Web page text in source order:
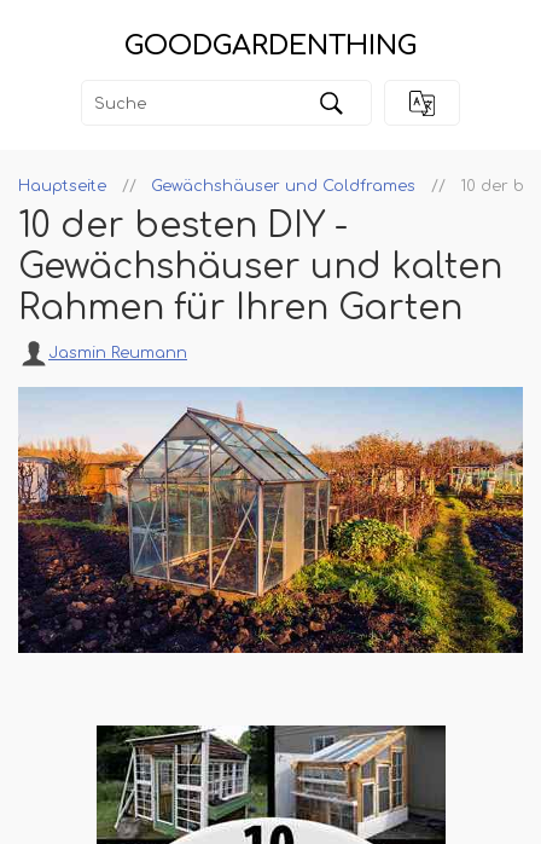
GOODGARDENTHING
Hauptseite Gewächshäuser und Coldframes 10 der
10 der besten DIY -
Gewächshäuser und kalten
Rahmen für Ihren Garten
Jasmin Reumann